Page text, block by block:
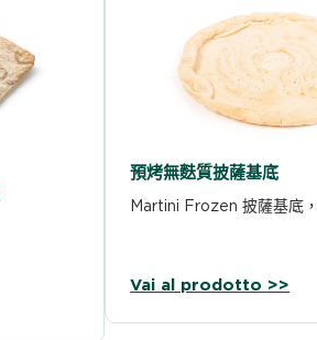
預烤無麩質披薩基底
Martini Frozen 披薩基底
Vai al prodotto >>